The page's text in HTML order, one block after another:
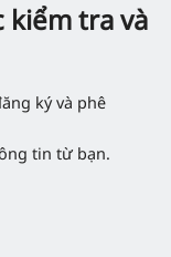
kiểm tra và
ký và phê
tin từ bạn.